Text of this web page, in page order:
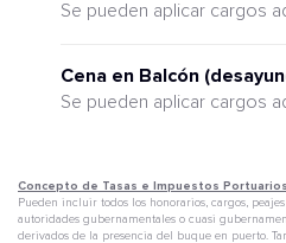
Se pueden aplicar cargos
Cena en Balcón
Se pueden aplicar cargos
Concepto de Tasas e Impuestos Portuarios
Pueden incluir todos los honorarios, cargos,
autoridades gubernamentales o cuasi
derivados de la presencia del buque en puerto.